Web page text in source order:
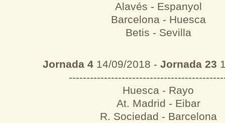
Alavés - Espanyol
Barcelona - Huesca
Betis - Sevilla
Jornada 414/09/2018 - Jornada 23
Huesca - Rayo
At. Madrid - Eibar
R. Sociedad - Barcelona